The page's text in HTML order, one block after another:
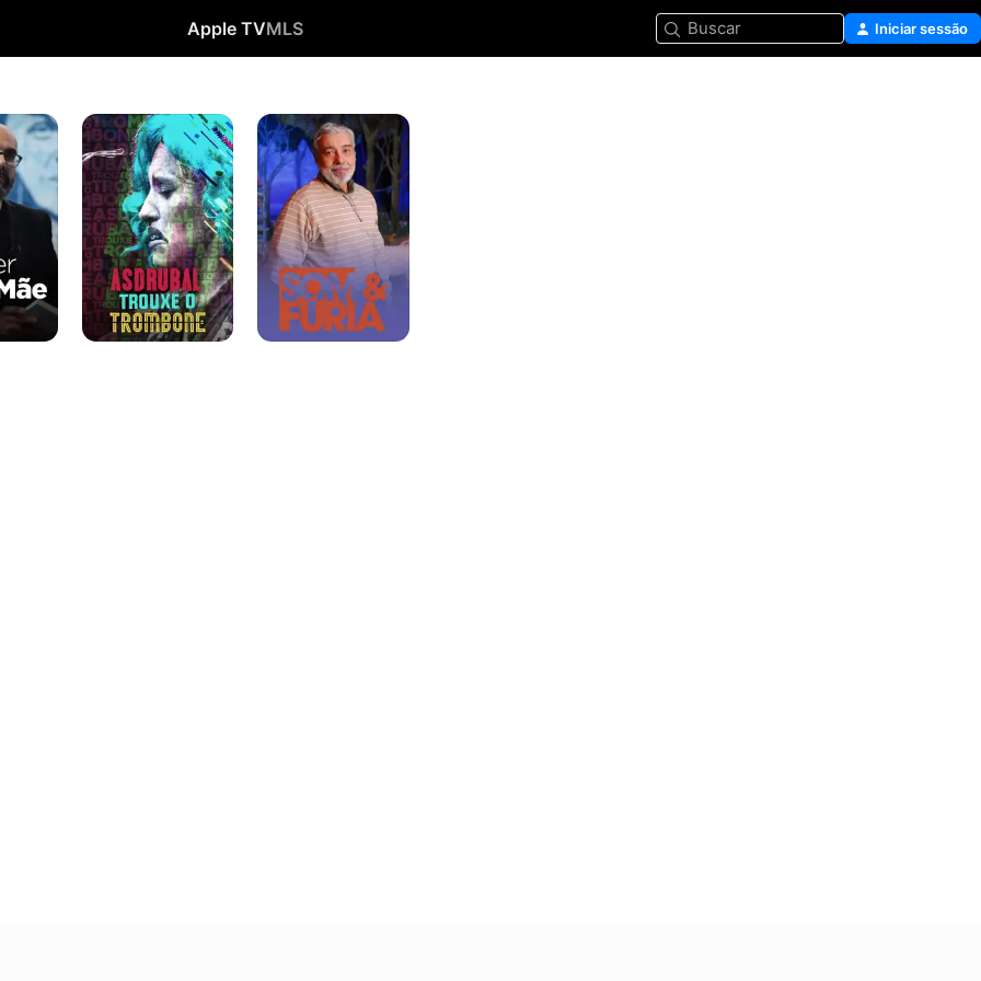
Apple TVMLS Buscar Iniciar sessão
Asdrúbal
Trouxe
o
Trombone
Som
&
Fúria